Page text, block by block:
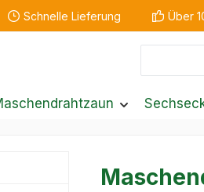
Schnelle Lieferung Über